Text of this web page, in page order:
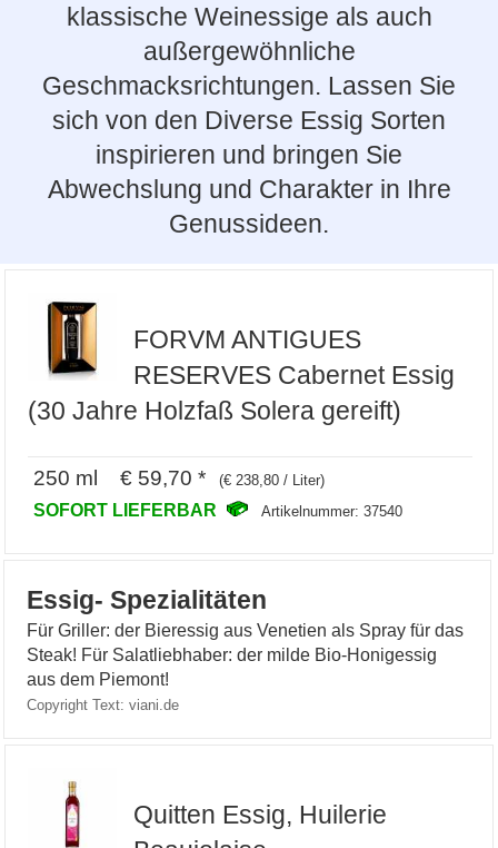
klassische Weinessige als auch
außergewöhnliche
Geschmacksrichtungen. Lassen Sie
sich von den Diverse Essig Sorten
inspirieren und bringen Sie
Abwechslung und Charakter in Ihre
Genussideen.
FORVM ANTIGUES
RESERVES Cabernet Essig
(30 Jahre Holzfaß Solera gereift)
250 ml € 59,70 * (€ 238,80 / Liter)
SOFORT LIEFERBAR Artikelnummer: 37540
Essig- Spezialitäten
Für Griller: der Bieressig aus Venetien als Spray für das
Steak! Für Salatliebhaber: der milde Bio-Honigessig
aus dem Piemont!
Copyright Text: viani.de
Quitten Essig, Huilerie